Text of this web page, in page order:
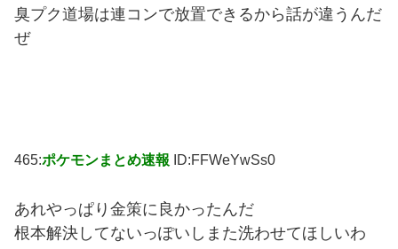
臭プク道場は連コンで放置できるから話が違うんだ
ぜ
465:ポケモンまとめ速報 ID:FFWeYwSs0
あれやっぱり金策に良かったんだ
根本解決してないっぽいしまた洗わせてほしいわ